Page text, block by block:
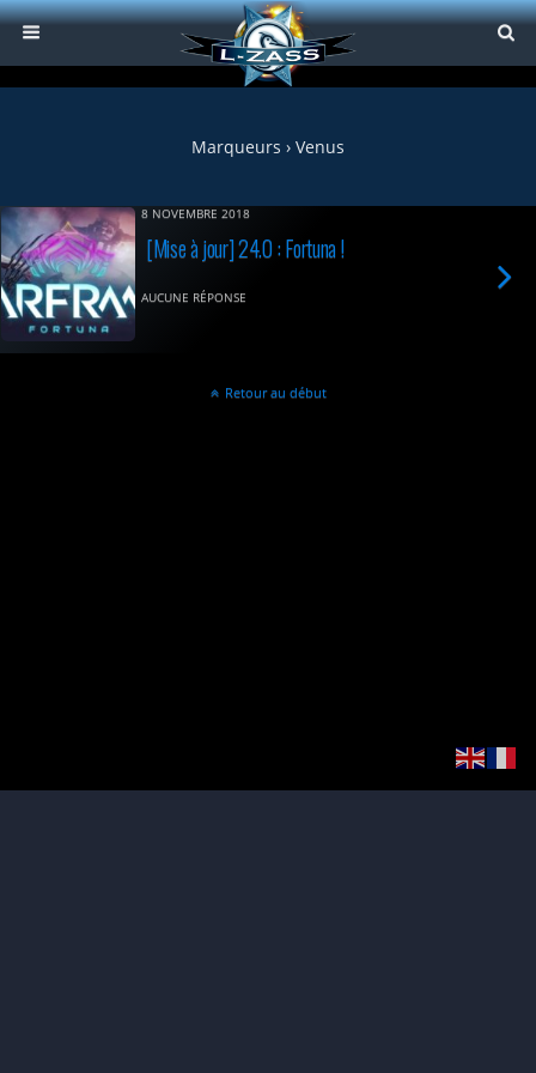
Marqueurs › Venus
8 NOVEMBRE 2018
[Mise à jour] 24.0 : Fortuna !
AUCUNE RÉPONSE
Retour au début